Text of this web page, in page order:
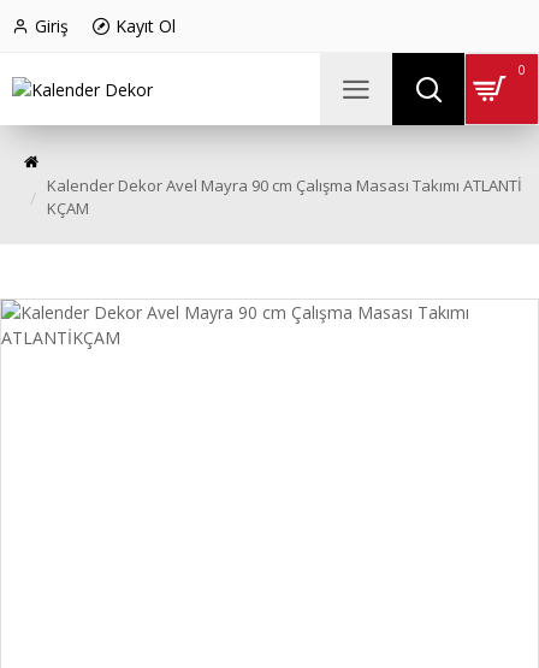
Giriş Kayıt Ol
0
Kalender Dekor Avel Mayra 90 cm Çalışma Masası Takımı ATLANTİ
KÇAM